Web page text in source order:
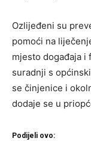
Ozlijeđeni su
pomoći na
mjesto događaja i
suradnji s
se činjenice i
dodaje se u
Podijeli ovo: